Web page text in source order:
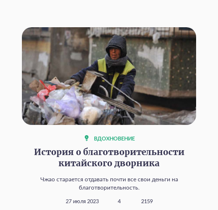
ВДОХНОВЕНИЕ
История о благотворительности
китайского дворника
Чжао старается отдавать почти все свои деньги на
благотворительность.
27 июля 2023 4 2159